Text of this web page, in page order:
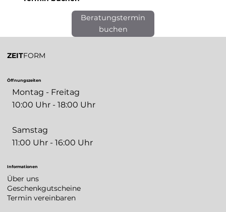
Beratungstermin
buchen
ZEITFORM
Öffnungszeiten
Montag - Freitag
10:00 Uhr - 18:00 Uhr
Samstag
11:00 Uhr - 16:00 Uhr
Informationen
Über uns
Geschenkgutscheine
Termin vereinbaren